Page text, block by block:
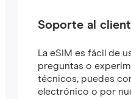
Soporte al
La eSIM es fácil de
preguntas o
técnicos, puedes
electrónico o por